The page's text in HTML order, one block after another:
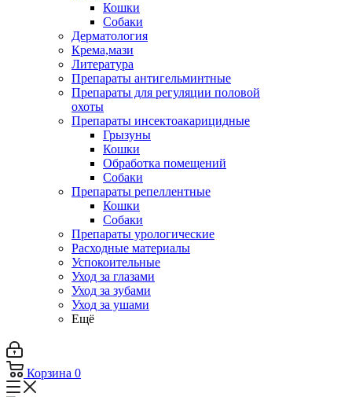
Кошки
Собаки
Дерматология
Крема,мази
Литература
Препараты антигельминтные
Препараты для регуляции половой
охоты
Препараты инсектоакарицидные
Грызуны
Кошки
Обработка помещений
Собаки
Препараты репеллентные
Кошки
Собаки
Препараты урологические
Расходные материалы
Успокоительные
Уход за глазами
Уход за зубами
Уход за ушами
Ещё
Корзина 0